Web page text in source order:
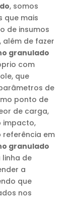
, somos
que mais
de insumos
além de fazer
granulado
com
que
de
ponto de
de carga,
impacto,
referência em
granulado
de
a
que
nos